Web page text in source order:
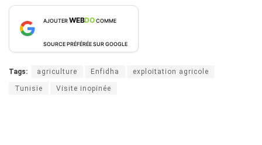
AJOUTERWEBDOCOMME
SOURCE PRÉFÉRÉE SUR GOOGLE
Tags: agriculture Enfidha exploitation agricole
Tunisie Visite inopinée